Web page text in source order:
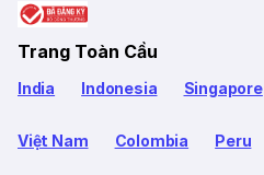
Trang Toàn Cầu
India Indonesia Singapore
Việt Nam Colombia Peru